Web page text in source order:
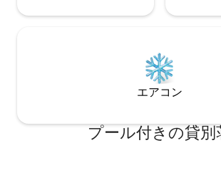
creando así un espacio amplio y
disponen de estores opacos
automáticos para así crear privacidad
entre una zona y otra a la hora de
dormir. Las dos camas de las
colchones firmes y espuma viscolástica.
Cada cama dispone de dos almohadas
エアコン
プール付きの貸別